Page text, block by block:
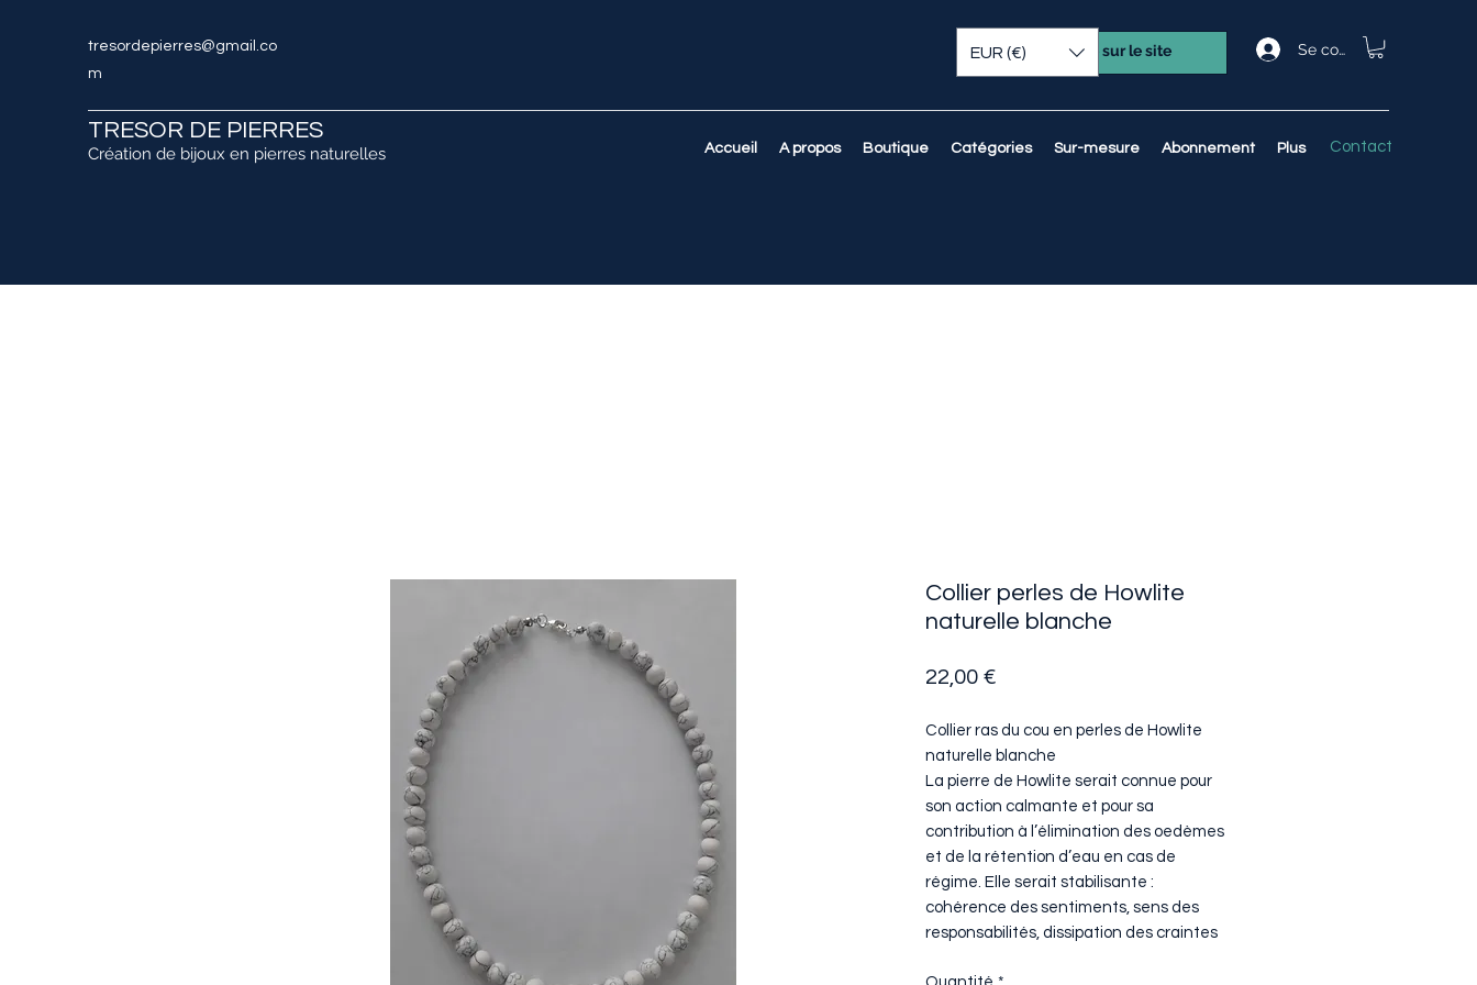
tresordepierres@gmail.co
m
Se connecter
TRESOR DE PIERRES
Création de bijoux en pierres naturelles Accueil A propos Boutique Catégories Sur-mesure Abonnement Plus Contact
EUR (€)
Collier perles de Howlite
naturelle blanche
22,00 €Prix
Collier ras du cou en perles de Howlite
naturelle blanche
La pierre de Howlite serait connue pour
son action calmante et pour sa
contribution à l’élimination des oedèmes
et de la rétention d’eau en cas de
régime. Elle serait stabilisante :
cohérence des sentiments, sens des
responsabilités, dissipation des craintes